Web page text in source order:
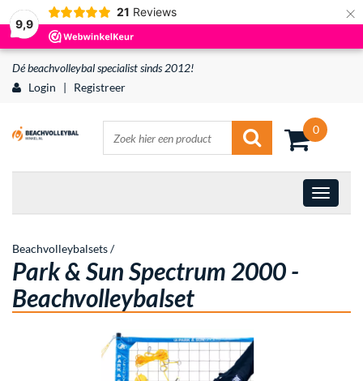
9,9
21 Reviews ×
Dé beachvolleybal specialist sinds 2012!
Login
| Registreer
0
Beachvolleybalsets/
Park & Sun Spectrum 2000 -
Beachvolleybalset